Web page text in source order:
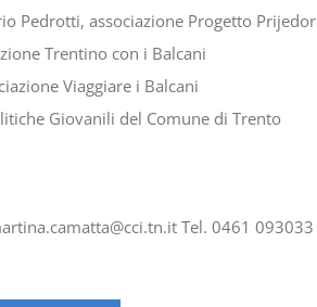
Pedrotti, associazione Progetto Prijedor
Trentino con i Balcani
Viaggiare i Balcani
Giovanili del Comune di Trento
Tel. 0461 093033